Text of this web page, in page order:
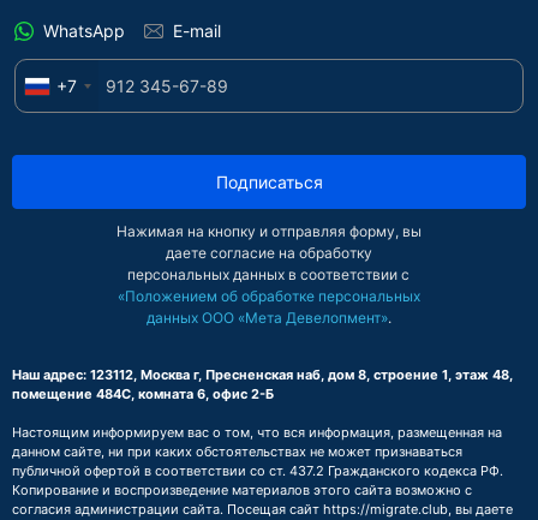
WhatsApp E-mail
+7
Подписаться
Нажимая на кнопку и отправляя форму, вы
даете согласие на обработку
персональных данных в соответствии с
«Положением об обработке персональных
данных ООО «Мета Девелопмент».
Наш адрес: 123112, Москва г, Пресненская наб, дом 8, строение 1, этаж 48,
помещение 484С, комната 6, офис 2-Б
Настоящим информируем вас о том, что вся информация, размещенная на
данном сайте, ни при каких обстоятельствах не может признаваться
публичной офертой в соответствии со ст. 437.2 Гражданского кодекса РФ.
Копирование и воспроизведение материалов этого сайта возможно с
согласия администрации сайта. Посещая сайт https://migrate.club, вы даете